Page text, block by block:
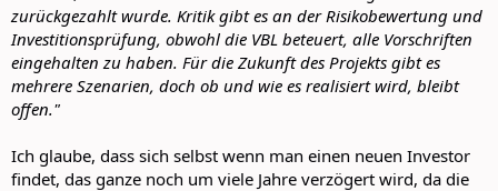
zurückgezahlt wurde. Kritik gibt es an der Risikobewertung und
Investitionsprüfung, obwohl die VBL beteuert, alle Vorschriften
eingehalten zu haben. Für die Zukunft des Projekts gibt es
mehrere Szenarien, doch ob und wie es realisiert wird, bleibt
offen."
Ich glaube, dass sich selbst wenn man einen neuen Investor
findet, das ganze noch um viele Jahre verzögert wird, da die